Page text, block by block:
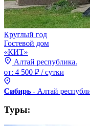
Круглый год
Гостевой дом
«КИТ»
Алтай республика.
от: 4 500 ₽ / сутки
Сибирь - Алтай
Туры: